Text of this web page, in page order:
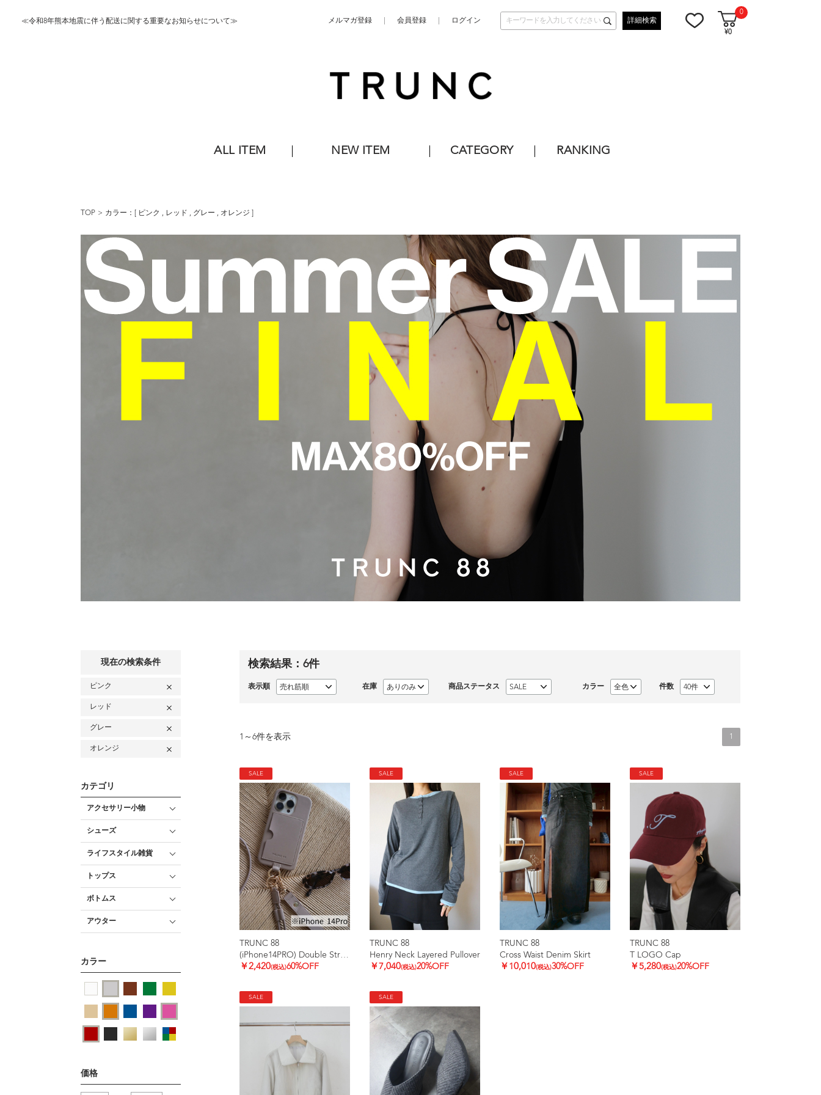
≪令和8年熊本地震に伴う配送に関する重要なお知らせについて≫ メルマガ登録 会員登録 ログイン 詳細検索
0
¥0
ALL ITEM NEW ITEM CATEGORY RANKING
TOP カラー：[ ピンク , レッド , グレー , オレンジ
現在の検索条件
ピンク
レッド
グレー
オレンジ
カテゴリ
アクセサリー小物
シューズ
ライフスタイル雑貨
トップス
ボトムス
アウター
カラー
価格
検索結果： 6件
表示順 在庫 商品ステータス カラー 件数
1 ～ 6件を表示 1
SALE
TRUNC 88
(iPhone14PRO) Double Strap iPhone Case
￥2,420(税込)60%OFF
SALE
TRUNC 88
Henry Neck Layered Pullover
￥7,040(税込)20%OFF
SALE
TRUNC 88
Cross Waist Denim Skirt
￥10,010(税込)30%OFF
SALE
TRUNC 88
T LOGO Cap
￥5,280(税込)20%OFF
SALE SALE